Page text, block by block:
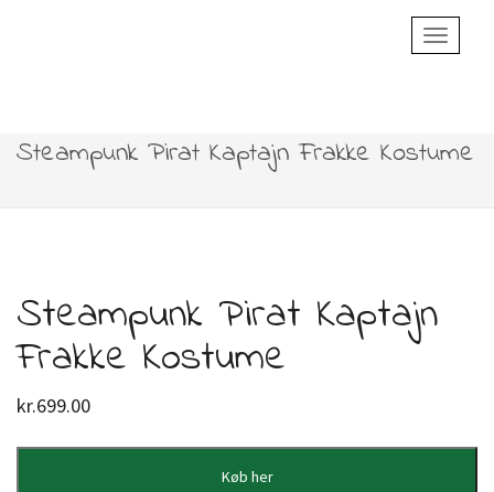
Toggle
Steampunk Pirat Kaptajn Frakke Kostume
Steampunk Pirat Kaptajn
Frakke Kostume
kr.699.00
Køb her